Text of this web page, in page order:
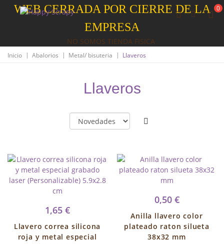
WEB CERRADA POR CIERRE DE LA
EMPRESA
NO SOMOS TIENDA FISICA
0
Inicio | Abalorios | Metal/ bisuteria | Llaveros
Llaveros
1,65 €
Llavero correa silicona
roja y metal especial
0,50 €
Anilla llavero color
plateado raton silueta
38x32 mm